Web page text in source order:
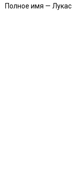
Полное имя — Лукас